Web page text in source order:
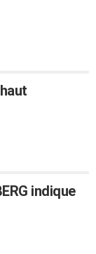
indique